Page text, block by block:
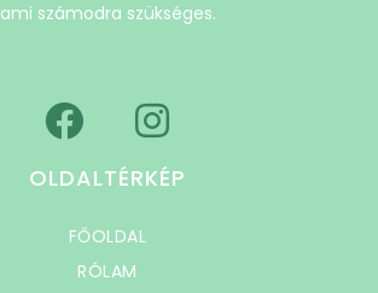
ami számodra szükséges.
OLDALTÉRKÉP
FŐOLDAL
RÓLAM